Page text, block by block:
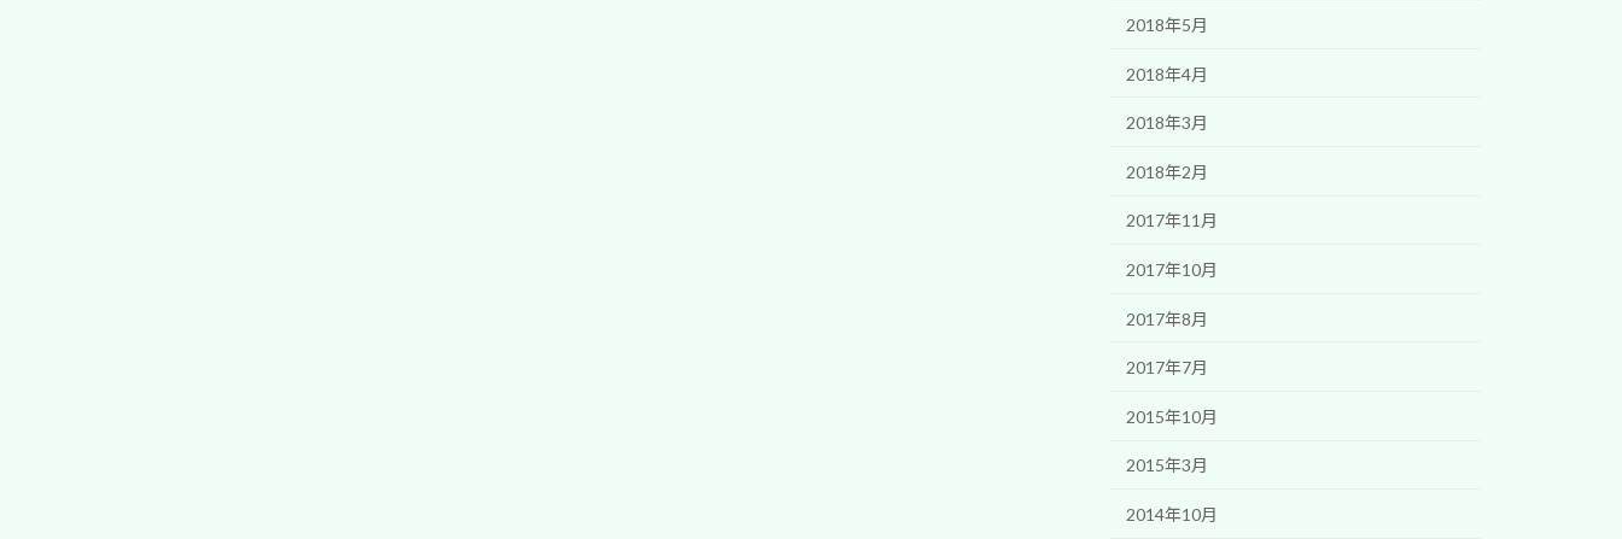
2018年5月
2018年4月
2018年3月
2018年2月
2017年11月
2017年10月
2017年8月
2017年7月
2015年10月
2015年3月
2014年10月